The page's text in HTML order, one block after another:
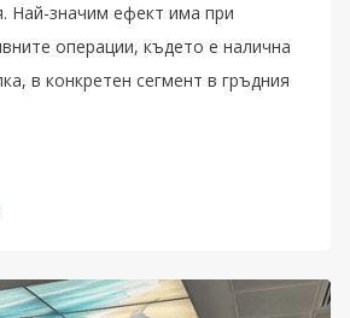
Най-значим ефект има при
операции, където е налична
в конкретен сегмент в гръдния